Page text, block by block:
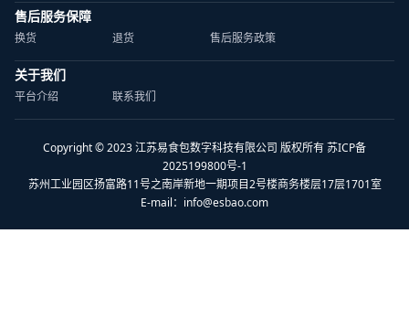
售后服务保障
换货 退货 售后服务政策
关于我们
平台介绍 联系我们
Copyright © 2023 江苏易食包数字科技有限公司 版权所有 苏ICP备
2025199800号-1
苏州工业园区扬富路11号之南岸新地一期项目2号楼商务楼层17层1701室
E-mail： info@esbao.com